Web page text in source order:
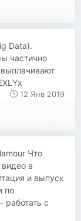
Data).
частично
12 Янв 2019
Что
в
и выпуск
по
работать с